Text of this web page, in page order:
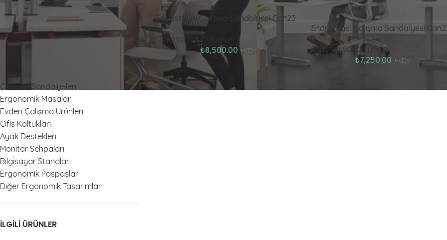
FILTRELE
Fiyat: ₺7,250—₺8,500
Çalışma Sandalyeleri
Ergonomik Masalar
Evden Çalışma Ürünleri
Ofis Koltukları
Ayak Destekleri
Monitör Sehpaları
Bilgisayar Standları
Ergonomik Paspaslar
Diğer Ergonomik Tasarımlar
İLGILI ÜRÜNLER
Endüstriyel Çalışma Sandalyesi Can23
Çalışma Sandalyeleri
₺8,500.00 +KDV
Endüstriyel Çalışma Sandalyesi
Çalışma Sandalyeleri
₺7,250.00 +KDV